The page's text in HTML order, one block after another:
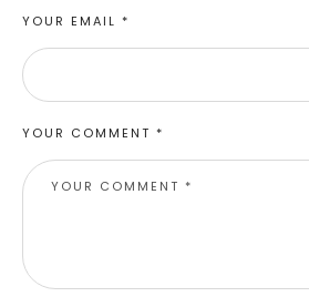
YOUR COMMENT *
YOUR EMAIL *